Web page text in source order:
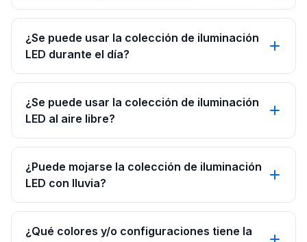
¿Se puede usar la colección de iluminación
LED durante el día?
¿Se puede usar la colección de iluminación
LED al aire libre?
¿Puede mojarse la colección de iluminación
LED con lluvia?
¿Qué colores y/o configuraciones tiene la